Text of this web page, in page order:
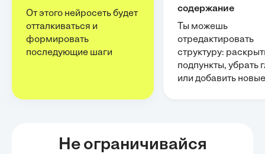
От этого нейросеть будет
отталкиваться и
формировать
последующие шаги
содержание
Ты можешь
отредактировать
структуру:
подпункты, убрать
или добавить новые
Не ограничивайся